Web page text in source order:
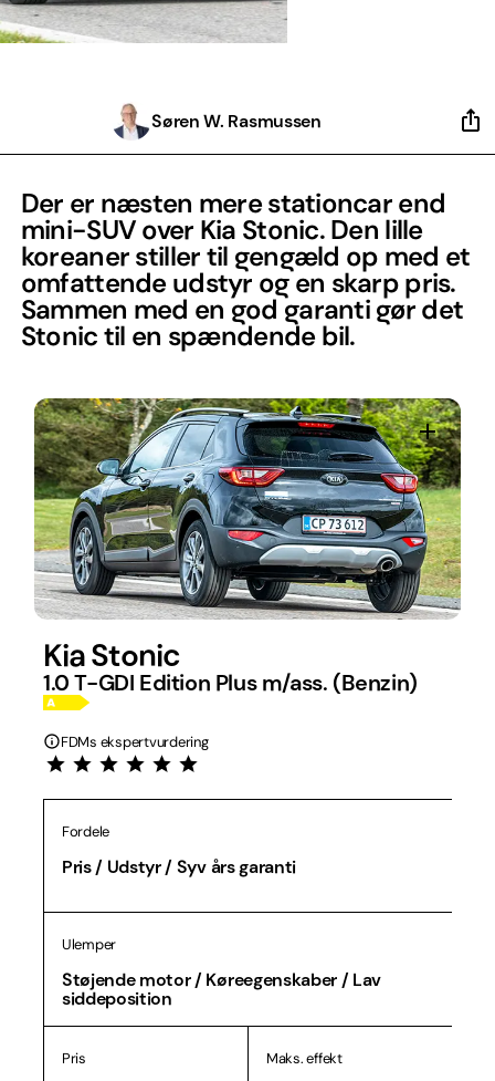
Søren W. Rasmussen
Der er næsten mere stationcar end
mini-SUV over Kia Stonic. Den lille
koreaner stiller til gengæld op med et
omfattende udstyr og en skarp pris.
Sammen med en god garanti gør det
Stonic til en spændende bil.
Kia Stonic
1.0 T-GDI Edition Plus m/ass. (Benzin)
FDMs ekspertvurdering
Fordele
Pris / Udstyr / Syv års garanti
Ulemper
Støjende motor / Køreegenskaber / Lav
siddeposition
Pris Maks. effekt